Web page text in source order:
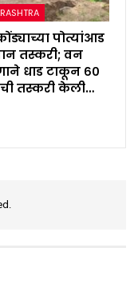
पोत्यांआड
तस्करी; वन
धाड टाकून ६०
तस्करी केली…